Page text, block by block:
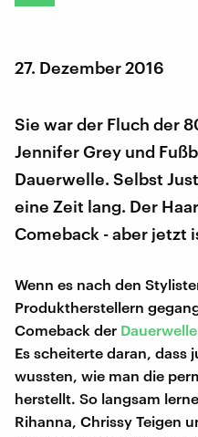
27. Dezember 2016
Sie war der Fluch der
Jennifer Grey und
Dauerwelle. Selbst
eine Zeit lang. Der
Comeback - aber jetzt
Wenn es nach den
Produktherstellern
Comeback der Dauerwelle
Es scheiterte daran, dass
wussten, wie man die
herstellt. So langsam
Rihanna, Chrissy Teigen